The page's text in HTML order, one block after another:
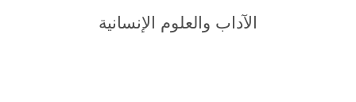
الآداب والعلوم الإنسانية